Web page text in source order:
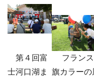
第４回富
士河口湖ま
フランス
旗カラーの